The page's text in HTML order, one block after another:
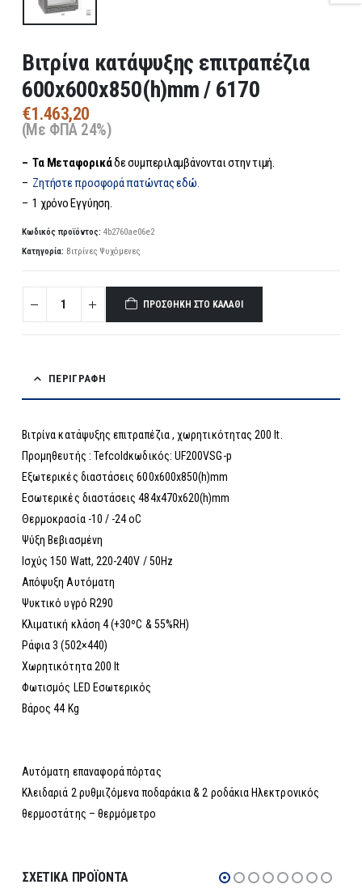
Βιτρίνα κατάψυξης επιτραπέζια
600x600x850(h)mm / 6170
€1.463,20
(Με ΦΠΑ 24%)
– Τα Μεταφορικάδε συμπεριλαμβάνονται στην τιμή.
– Ζητήστε προσφορά πατώντας εδώ.
– 1 χρόνο Εγγύηση.
Κωδικός προϊόντος: 4b2760ae06e2
Κατηγορία: Βιτρίνες Ψυχόμενες
ΠΡΟΣΘΉΚΗ ΣΤΟ ΚΑΛΆΘΙ
ΠΕΡΙΓΡΑΦΉ
Βιτρίνα κατάψυξης επιτραπέζια , χωρητικότητας 200 lt.
Προμηθευτής : Tefcoldκωδικός: UF200VSG-p
Εξωτερικές διαστάσεις 600x600x850(h)mm
Εσωτερικές διαστάσεις 484x470x620(h)mm
Θερμοκρασία -10 / -24 οC
Ψύξη Βεβιασμένη
Ισχύς 150 Watt, 220-240V / 50Hz
Απόψυξη Αυτόματη
Ψυκτικό υγρό R290
Κλιματική κλάση 4 (+30ºC & 55%RH)
Ράφια 3 (502×440)
Χωρητικότητα 200 lt
Φωτισμός LED Εσωτερικός
Βάρος 44 Kg
Aυτόματη επαναφορά πόρτας
Κλειδαριά 2 ρυθμιζόμενα ποδαράκια & 2 ροδάκια Ηλεκτρονικός
θερμοστάτης – θερμόμετρο
ΣΧΕΤΙΚΆ ΠΡΟΪΌΝΤΑ